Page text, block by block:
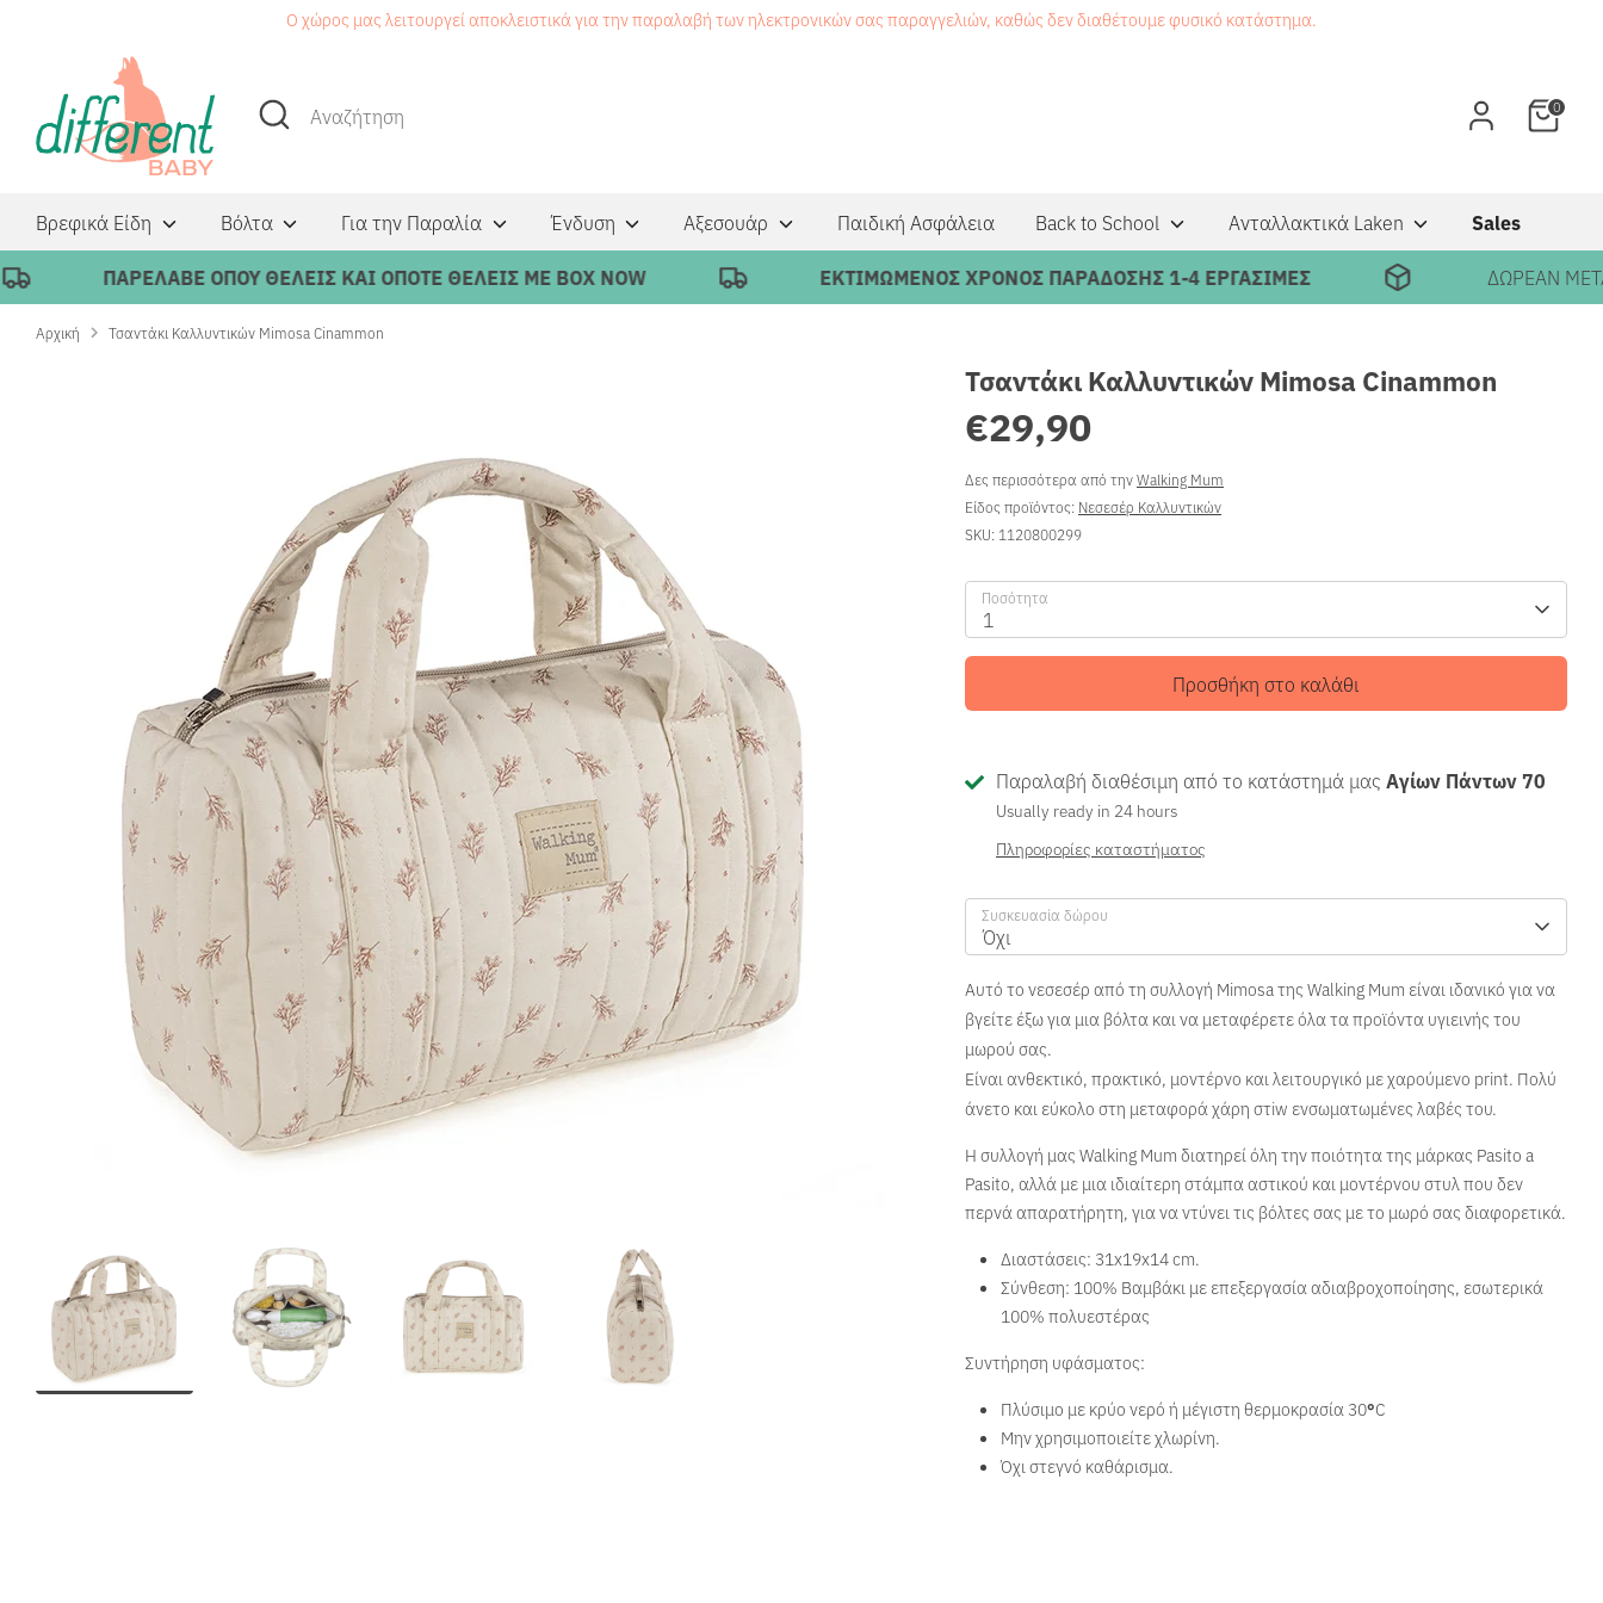
Ο χώρος μας λειτουργεί αποκλειστικά για την παραλαβή των ηλεκτρονικών σας παραγγελιών, καθώς δεν διαθέτουμε φυσικό κατάστημα.
Αναζήτηση
Αναζήτηση 0
Βρεφικά Είδη Βόλτα Για την Παραλία Ένδυση Αξεσουάρ Παιδική Ασφάλεια Back to School Ανταλλακτικά Laken Sales
ΠΑΡΕΛΑΒΕ ΟΠΟΥ ΘΕΛΕΙΣ ΚΑΙ ΟΠΟΤΕ ΘΕΛΕΙΣ ΜΕ BOX NOW ΕΚΤΙΜΩΜΕΝΟΣ ΧΡΟΝΟΣ ΠΑΡΑΔΟΣΗΣ 1-4 ΕΡΓΑΣΙΜΕΣ ΔΩΡΕΑΝ
Αρχική Τσαντάκι Καλλυντικών Mimosa Cinammon
Τσαντάκι Καλλυντικών Mimosa Cinammon
€29,90
Δες περισσότερα από τηνWalking Mum
Είδος προϊόντος: Νεσεσέρ Καλλυντικών
SKU: 1120800299
Ποσότητα
1
Προσθήκη στο καλάθι
Παραλαβή διαθέσιμη από το κατάστημά μαςΑγίων Πάντων 70
Usually ready in 24 hours
Πληροφορίες καταστήματος
Συσκευασία δώρου
Όχι
Αυτό το νεσεσέρ από τη συλλογή Mimosa της Walking Mum είναι ιδανικό για να
βγείτε έξω για μια βόλτα και να μεταφέρετε όλα τα προϊόντα υγιεινής του
μωρού σας.
Είναι ανθεκτικό, πρακτικό, μοντέρνο και λειτουργικό με χαρούμενο print. Πολύ
άνετο και εύκολο στη μεταφορά χάρη στiw ενσωματωμένες λαβές του.
Η συλλογή μας Walking Mum διατηρεί όλη την ποιότητα της μάρκας Pasito a
Pasito, αλλά με μια ιδιαίτερη στάμπα αστικού και μοντέρνου στυλ που δεν
περνά απαρατήρητη, για να ντύνει τις βόλτες σας με το μωρό σας διαφορετικά.
Διαστάσεις: 31x19x14 cm.
Σύνθεση: 100% Βαμβάκι με επεξεργασία αδιαβροχοποίησης, εσωτερικά
100% πολυεστέρας
Συντήρηση υφάσματος:
Πλύσιμο με κρύο νερό ή μέγιστη θερμοκρασία 30°C
Μην χρησιμοποιείτε χλωρίνη.
Όχι στεγνό καθάρισμα.